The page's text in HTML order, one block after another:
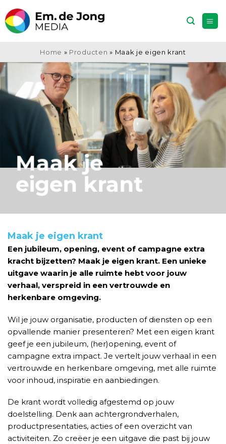
naar
inhoud
Home » Producten » Maak je eigen krant
Maak je
eigen krant
Maak je eigen krant
Een jubileum, opening, event of campagne extra
kracht bijzetten? Maak je eigen krant. Een unieke
uitgave waarin je alle ruimte hebt voor jouw
verhaal, verspreid in een vertrouwde en
herkenbare omgeving.
Wil je jouw organisatie, producten of diensten op een
opvallende manier presenteren? Met een eigen krant
geef je een jubileum, (her)opening, event of
campagne extra impact. Je vertelt jouw verhaal in een
vertrouwde en herkenbare omgeving, met alle ruimte
voor inhoud, inspiratie en aanbiedingen.
De krant wordt volledig afgestemd op jouw
doelstelling. Denk aan achtergrondverhalen,
productpresentaties, acties of een overzicht van
activiteiten. Zo creëer je een uitgave die past bij jouw